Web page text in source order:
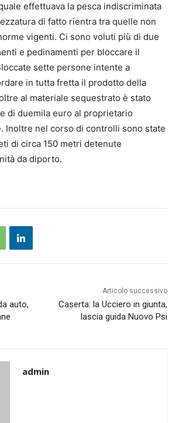
effettuava la pesca indiscriminata
di fatto rientra tra quelle non
vigenti. Ci sono voluti più di due
e pedinamenti per bloccare il
sette persone intente a
in tutta fretta il prodotto della
al materiale sequestrato è stato
di duemila euro al proprietario
Inoltre nel corso di controlli sono state
di circa 150 metri detenute
da diporto.
auto,
Articolo successivo
Caserta: la Ucciero in giunta,
lascia guida Nuovo Psi
admin